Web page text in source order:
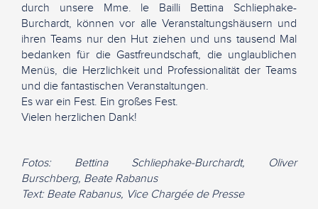
durch unsere Mme. le Bailli Bettina Schliephake-
Burchardt, können vor alle Veranstaltungshäusern und
ihren Teams nur den Hut ziehen und uns tausend Mal
bedanken für die Gastfreundschaft, die unglaublichen
Menüs, die Herzlichkeit und Professionalität der Teams
und die fantastischen Veranstaltungen.
Es war ein Fest. Ein großes Fest.
Vielen herzlichen Dank!
Fotos: Bettina Schliephake-Burchardt, Oliver
Burschberg, Beate Rabanus
Text: Beate Rabanus, Vice Chargée de Presse